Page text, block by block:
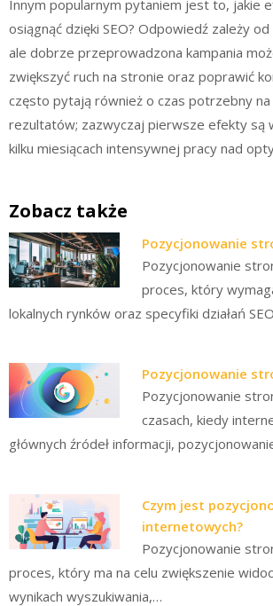
Innym popularnym pytaniem jest to, jakie
osiągnąć dzięki SEO? Odpowiedź zależy
ale dobrze przeprowadzona kampania
zwiększyć ruch na stronie oraz poprawić
często pytają również o czas potrzebny na
rezultatów; zazwyczaj pierwsze efekty są
kilku miesiącach intensywnej pracy nad
Zobacz także
Pozycjonowanie
Pozycjonowanie
proces, który
lokalnych rynków oraz specyfiki działań
Pozycjonowanie
Pozycjonowanie
czasach, kiedy
głównych źródeł informacji,
Czym jest
internetowych?
Pozycjonowanie
proces, który ma na celu zwiększenie
wynikach wyszukiwania,…